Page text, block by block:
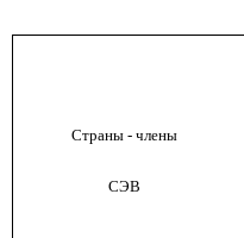
Страны - члены
СЭВ